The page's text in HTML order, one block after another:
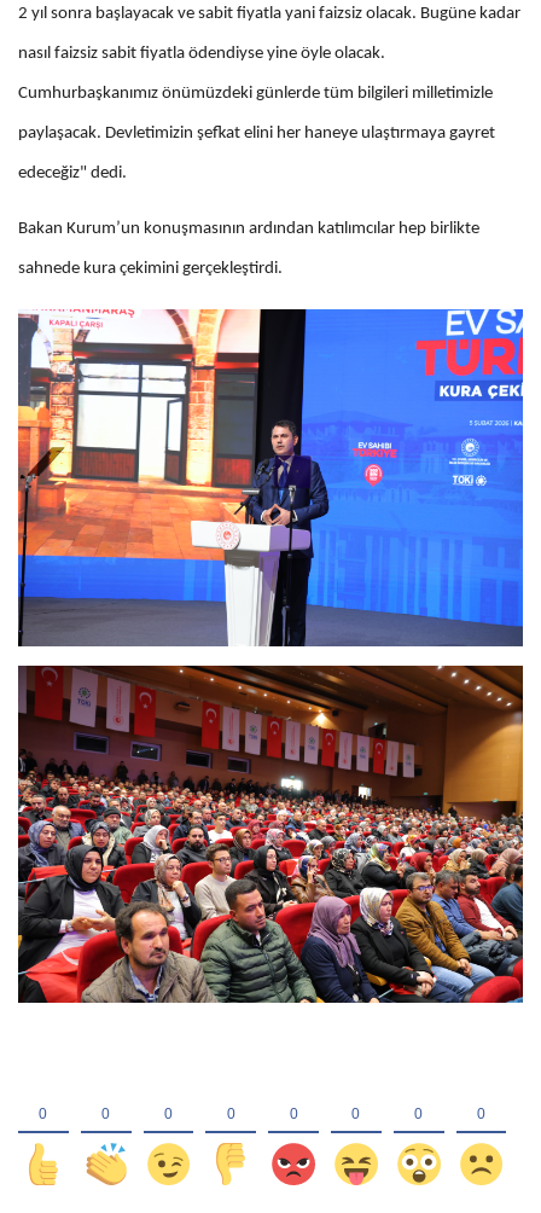
2 yıl sonra başlayacak ve sabit fiyatla yani faizsiz olacak. Bugüne kadar
nasıl faizsiz sabit fiyatla ödendiyse yine öyle olacak.
Cumhurbaşkanımız önümüzdeki günlerde tüm bilgileri milletimizle
paylaşacak. Devletimizin şefkat elini her haneye ulaştırmaya gayret
edeceğiz" dedi.
Bakan Kurum’un konuşmasının ardından katılımcılar hep birlikte
sahnede kura çekimini gerçekleştirdi.